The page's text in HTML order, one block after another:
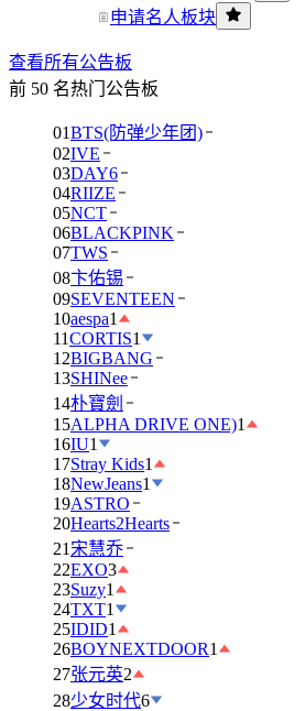
申请名人板块
查看所有公告板
前 50 名热门公告板
01BTS(防弹少年团)
02IVE
03DAY6
04RIIZE
05NCT
06BLACKPINK
07TWS
08卞佑锡
09SEVENTEEN
10aespa1
11CORTIS1
12BIGBANG
13SHINee
14朴寶劍
15ALPHA DRIVE ONE)1
16IU1
17Stray Kids1
18NewJeans1
19ASTRO
20Hearts2Hearts
21 宋慧乔
22EXO3
23Suzy1
24TXT1
25IDID1
26BOYNEXTDOOR1
27张元英2
28少女时代6